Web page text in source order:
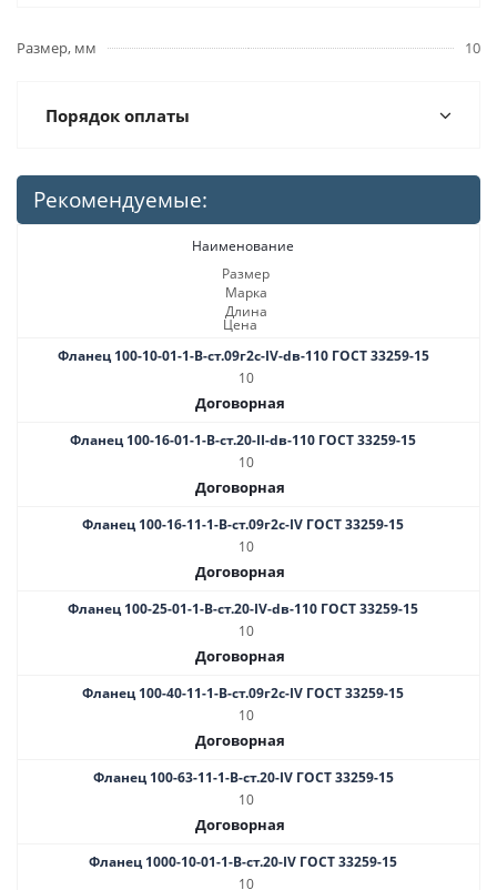
Размер, мм 10
Порядок оплаты
Рекомендуемые:
Наименование
Размер
Марка
Длина
Цена
Фланец 100-10-01-1-B-ст.09г2с-IV-dв-110 ГОСТ 33259-15
10
Договорная
Фланец 100-16-01-1-B-ст.20-II-dв-110 ГОСТ 33259-15
10
Договорная
Фланец 100-16-11-1-B-ст.09г2с-IV ГОСТ 33259-15
10
Договорная
Фланец 100-25-01-1-B-ст.20-IV-dв-110 ГОСТ 33259-15
10
Договорная
Фланец 100-40-11-1-B-ст.09г2с-IV ГОСТ 33259-15
10
Договорная
Фланец 100-63-11-1-B-ст.20-IV ГОСТ 33259-15
10
Договорная
Фланец 1000-10-01-1-B-ст.20-IV ГОСТ 33259-15
10